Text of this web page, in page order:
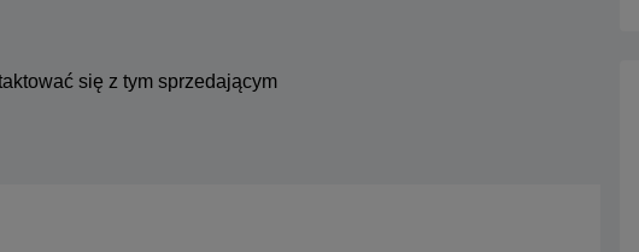
się z tym sprzedającym